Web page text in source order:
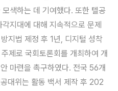
색하는 데 기여했다. 또한 텔공
지대에 대해 지속적으로 문제
지법 제정 후 1년, 디지털 성착
제로 국회토론회를 개최하여 개
마련을 촉구하였다. 전국 56개
대위는 활동 백서 제작 후 202